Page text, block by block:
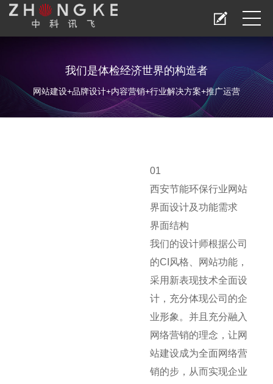
我们是体检经济世界的构造者
网站建设+品牌设计+内容营销+行业解决方案+推广运营
01
西安节能环保行业网站
界面设计及功能需求
界面结构
我们的设计师根据公司
的CI风格、网站功能，
采用新表现技术全面设
计，充分体现公司的企
业形象。并且充分融入
网络营销的理念，让网
站建设成为全面网络营
销的步，从而实现企业